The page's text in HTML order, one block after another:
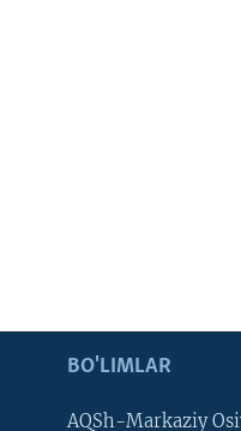
BO'LIMLAR
AQSh-Markaziy